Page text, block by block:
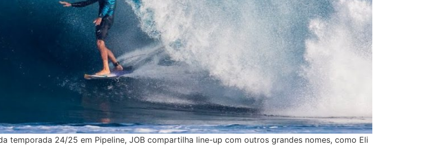
temporada 24/25 em Pipeline, JOB compartilha line-up com outros grandes nomes, como Eli